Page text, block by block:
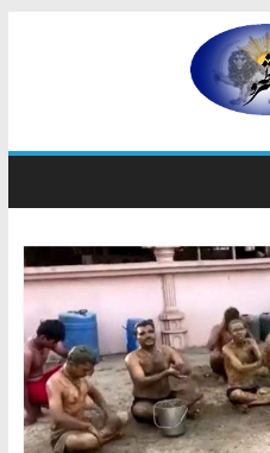
مشروطه
مشروطه
حزب
نیست
بلکه
و
شیوه
ایرانیانی
است
که